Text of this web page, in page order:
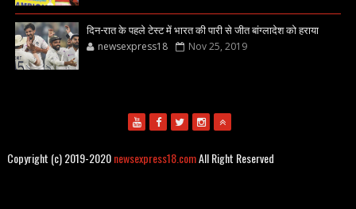
दिन-रात के पहले टेस्ट में भारत की पारी से जीत बांग्लादेश को हराया
newsexpress18 Nov 25, 2019
Copyright (c) 2019-2020newsexpress18.comAll Right Reserved